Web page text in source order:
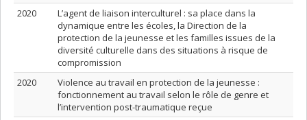
2020
L’agent de liaison interculturel : sa place dans la
dynamique entre les écoles, la Direction de la
protection de la jeunesse et les familles issues de la
diversité culturelle dans des situations à risque de
compromission
2020
Violence au travail en protection de la jeunesse :
fonctionnement au travail selon le rôle de genre et
l’intervention post-traumatique reçue